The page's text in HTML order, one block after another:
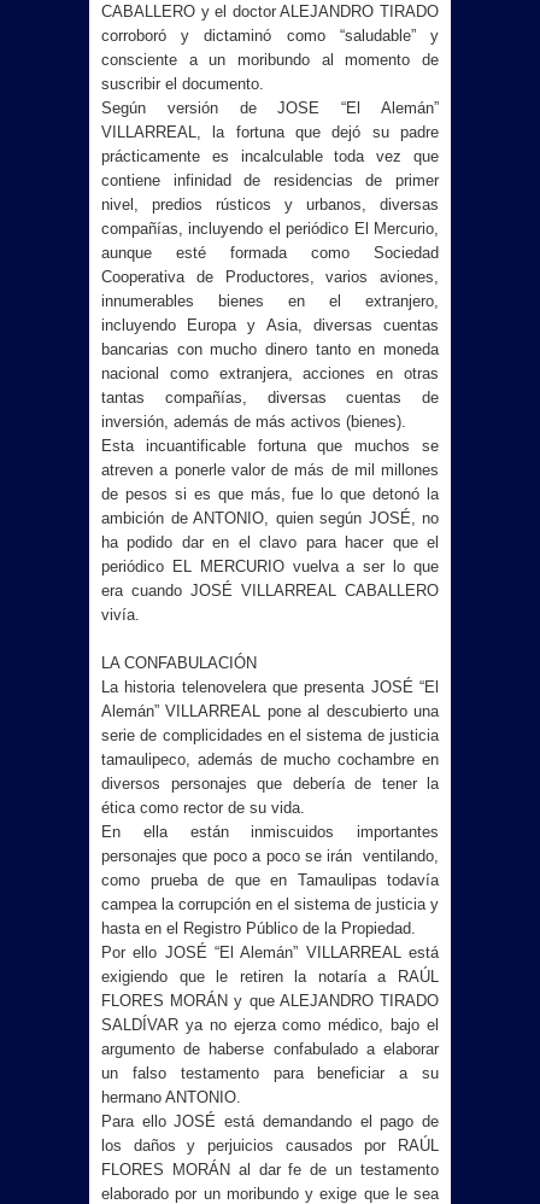
CABALLERO y el doctor ALEJANDRO TIRADO
corroboró y dictaminó como “saludable” y
consciente a un moribundo al momento de
suscribir el documento.
Según versión de JOSE “El Alemán”
VILLARREAL, la fortuna que dejó su padre
prácticamente es incalculable toda vez que
contiene infinidad de residencias de primer
nivel, predios rústicos y urbanos, diversas
compañías, incluyendo el periódico El Mercurio,
aunque esté formada como Sociedad
Cooperativa de Productores, varios aviones,
innumerables bienes en el extranjero,
incluyendo Europa y Asia, diversas cuentas
bancarias con mucho dinero tanto en moneda
nacional como extranjera, acciones en otras
tantas compañías, diversas cuentas de
inversión, además de más activos (bienes).
Esta incuantificable fortuna que muchos se
atreven a ponerle valor de más de mil millones
de pesos si es que más, fue lo que detonó la
ambición de ANTONIO, quien según JOSÉ, no
ha podido dar en el clavo para hacer que el
periódico EL MERCURIO vuelva a ser lo que
era cuando JOSÉ VILLARREAL CABALLERO
vivía.
LA CONFABULACIÓN
La historia telenovelera que presenta JOSÉ “El
Alemán” VILLARREAL pone al descubierto una
serie de complicidades en el sistema de justicia
tamaulipeco, además de mucho cochambre en
diversos personajes que debería de tener la
ética como rector de su vida.
En ella están inmiscuidos importantes
personajes que poco a poco se irán ventilando,
como prueba de que en Tamaulipas todavía
campea la corrupción en el sistema de justicia y
hasta en el Registro Público de la Propiedad.
Por ello JOSÉ “El Alemán” VILLARREAL está
exigiendo que le retiren la notaría a RAÚL
FLORES MORÁN y que ALEJANDRO TIRADO
SALDÍVAR ya no ejerza como médico, bajo el
argumento de haberse confabulado a elaborar
un falso testamento para beneficiar a su
hermano ANTONIO.
Para ello JOSÉ está demandando el pago de
los daños y perjuicios causados por RAÚL
FLORES MORÁN al dar fe de un testamento
elaborado por un moribundo y exige que le sea